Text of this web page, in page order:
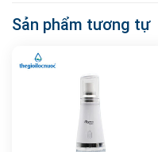
Sản phẩm tương tự